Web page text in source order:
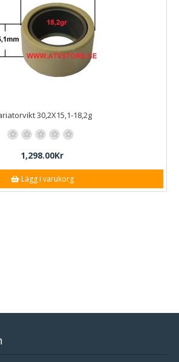
30,2X15,1-18,2g
1,298.00Kr
Lägg i varukorg